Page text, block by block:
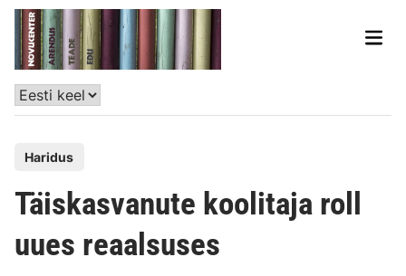
Haridus
Täiskasvanute koolitaja roll
uues reaalsuses